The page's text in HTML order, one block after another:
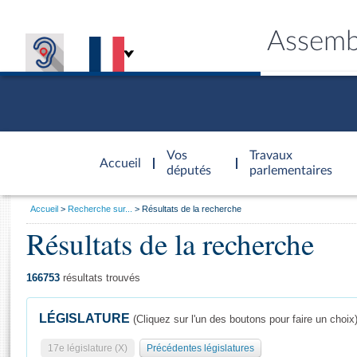
Accueil
d'accueil
Vos
députés
Travaux
parlementaires
Général
Vous
Accueil Recherche sur... Résultats de la recherche
Résultats de la recherche
166753 résultats trouvés
LÉGISLATURE (Cliquez sur l'un des boutons pour faire un choix)
17e législature (X) Précédentes législatures